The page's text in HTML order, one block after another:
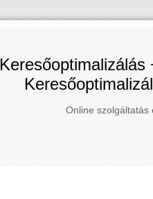
Keresőoptimalizálás
Online szolgáltatás